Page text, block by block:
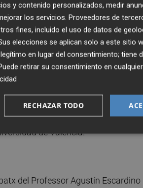
Centro Tecnológico castellonense,
en las investigaciones que se
en la industria cerámica. Tras
y Químicas.
como investigador en el
Elementales (CERN),
primero como investigador
de Valencia.
del Professor Agustín Escardino
y contenido personalizados, medir
los servicios. Proveedores de
fines, incluido el uso de datos de
elecciones se aplican solo a este sitio
en lugar del consentimiento; tiene
retirar su consentimiento en
RECHAZAR TODO